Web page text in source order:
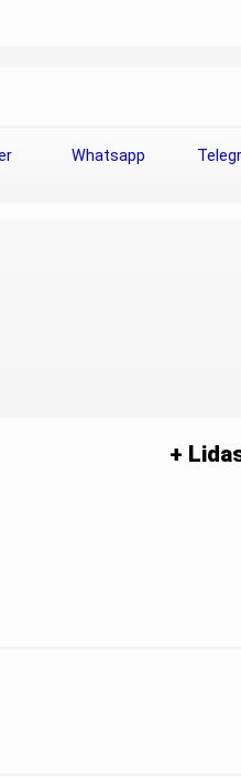
Whatsapp
+